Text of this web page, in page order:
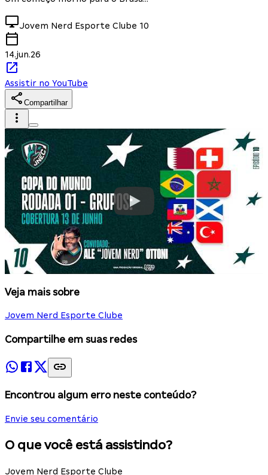
Jovem Nerd Esporte Clube 10
14.jun.26
Assistir no YouTube
Compartilhar
Veja mais sobre
Jovem Nerd Esporte Clube
Compartilhe em suas redes
Encontrou algum erro neste conteúdo?
Envie seu comentário
O que você está assistindo?
Jovem Nerd Esporte Clube